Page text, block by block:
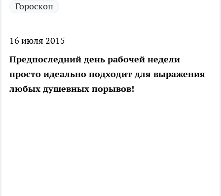
Гороскоп
16 июля 2015
Предпоследний день рабочей недели
просто идеально подходит для выражения
любых душевных порывов!